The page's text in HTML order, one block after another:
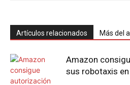
Artículos relacionados Más del
Amazon
sus robotaxis en